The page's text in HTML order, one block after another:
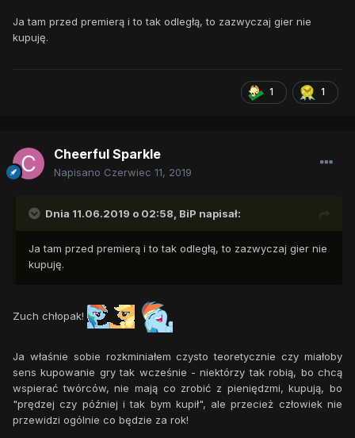
Ja tam przed premierą i to tak odległą, to zazwyczaj gier nie
kupuję.
1 1
Cheerful Sparkle
Napisano Czerwiec 11, 2019
Dnia 11.06.2019 o 02:58, BiP napisał:
Ja tam przed premierą i to tak odległą, to zazwyczaj gier nie
kupuję.
Zuch chłopak!
Ja właśnie sobie rozkminiałem czysto teoretycznie czy miałoby
sens kupowanie gry tak wcześnie - niektórzy tak robią, bo chcą
wspierać twórców, nie mają co zrobić z pieniędzmi, kupują, bo
"prędzej czy później i tak bym kupił", ale przecież człowiek nie
przewidzi ogólnie co będzie za rok!